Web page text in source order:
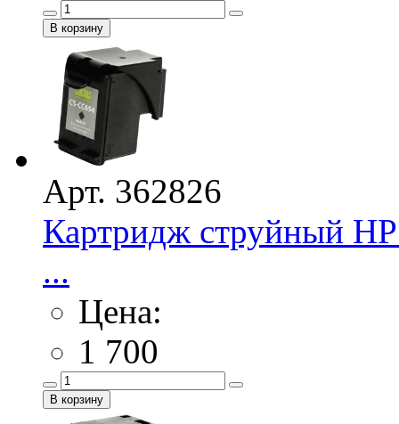
Арт. 362826
Картридж струйный
...
Цена:
1 700